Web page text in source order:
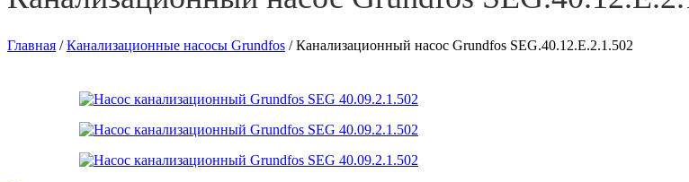
Главная /Канализационные насосы Grundfos /Канализационный насос Grundfos SEG.40.12.E.2.1.502